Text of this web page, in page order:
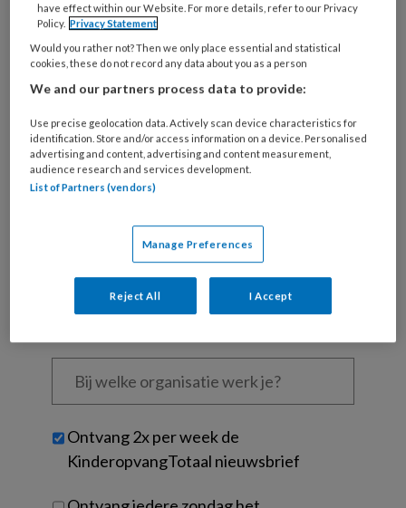
Maak gratis een account aan en lees 2
artikelen gratis per maand
Al een account of abonnement?Log dan in
Wat
is
je
wachtwoord* *
Kies
Bij
welke
je?
Untitled
Ontvang 2x per week de
KinderopvangTotaal nieuwsbrief
have effect within our Website. For more details, refer to our Privacy
Policy. Privacy Statement
Would you rather not? Then we only place essential and statistical
cookies, these do not record any data about you as a person
We and our partners process data to provide:
Use precise geolocation data. Actively scan device characteristics for
identification. Store and/or access information on a device. Personalised
advertising and content, advertising and content measurement,
audience research and services development.
List of Partners (vendors)
Manage Preferences
Reject All I Accept